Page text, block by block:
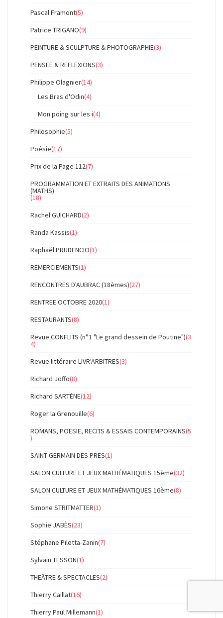
Pascal Framont(5)
Patrice TRIGANO(9)
PEINTURE & SCULPTURE & PHOTOGRAPHIE(3)
PENSEE & REFLEXIONS(3)
Philippe Olagnier(14)
Les Bras d'Odin(4)
Mon poing sur les i(4)
Philosophie(5)
Poésie(17)
Prix de la Page 112(7)
PROGRAMMATION ET EXTRAITS DES ANIMATIONS
(MATHS)
(18)
Rachel GUICHARD(2)
Randa Kassis(1)
Raphaël PRUDENCIO(1)
REMERCIEMENTS(1)
RENCONTRES D'AUBRAC (18èmes)(27)
RENTREE OCTOBRE 2020(1)
RESTAURANTS(8)
Revue CONFLITS (n°1 "Le grand dessein de Poutine")(3
4)
Revue littéraire LIVR'ARBITRES(3)
Richard Joffo(8)
Richard SARTÈNE(12)
Roger la Grenouille(6)
ROMANS, POESIE, RECITS & ESSAIS CONTEMPORAINS(5
)
SAINT-GERMAIN DES PRES(1)
SALON CULTURE ET JEUX MATHÉMATIQUES 15ème(32)
SALON CULTURE ET JEUX MATHÉMATIQUES 16ème(8)
Simone STRITMATTER(1)
Sophie JABÈS(23)
Stéphane Piletta-Zanin(7)
Sylvain TESSON(1)
THEÂTRE & SPECTACLES(2)
Thierry Caillat(16)
Thierry Paul Millemann(1)